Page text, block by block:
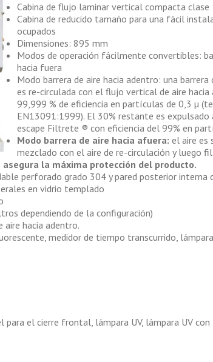
Cabina de flujo laminar vertical compacta clase
Cabina de reducido tamaño para una fácil
ocupados
Dimensiones: 895 mm
Modos de operación fácilmente convertibles:
hacia fuera
Modo barrera de aire hacia adentro: una
es re-circulada con el flujo vertical de aire
99,999 % de eficiencia en partículas de 0,3 µ
EN13091:1999). El 30% restante es
escape Filtrete ® con eficiencia del 99% en
Modo barrera de aire hacia afuera: el aire es
mezclado con el aire de re-circulación y luego
asegura la máxima protección del producto.
perforado grado 304 y pared posterior
en vidrio templado
dependiendo de la configuración)
aire hacia adentro.
medidor de tiempo transcurrido,
para el cierre frontal, lámpara UV, lámpara UV con